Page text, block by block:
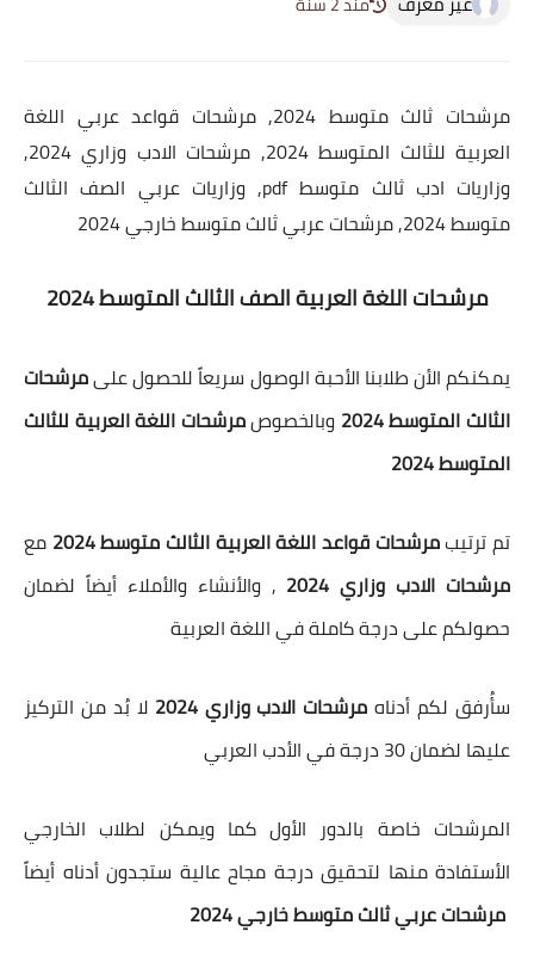
مرشحات ثالث متوسط 2024, مرشحات قواعد عربي اللغة
العربية للثالث المتوسط 2024, مرشحات الادب وزاري 2024,
وزاريات ادب ثالث متوسط pdf, وزاريات عربي الصف الثالث
متوسط 2024, مرشحات عربي ثالث متوسط خارجي
2024
مرشحات اللغة العربية الصف الثالث المتوسط2024
يمكنكم الأن طلابنا الأحبة الوصول سريعاً للحصول علىمرشحات
الثالث المتوسط 2024
وبالخصوصمرشحات اللغة العربية للثالث
المتوسط 2024
تم ترتيبمرشحات قواعد اللغة العربية الثالث متوسط 2024
مع
مرشحات الادب وزاري 2024
, والأنشاء والأملاء أيضاً لضمان
حصولكم على درجة كاملة في اللغة العربية
سأُرفق لكم أدناه مرشحات الادب وزاري 2024
لا بُد من التركيز
عليها لضمان 30 درجة في الأدب العربي
المرشحات خاصة بالدور الأول كما ويمكن لطلاب الخارجي
الأستفادة منها لتحقيق درجة مجاح عالية ستجدون أدناه أيضاً
مرشحات عربي ثالث متوسط خارجي 2024